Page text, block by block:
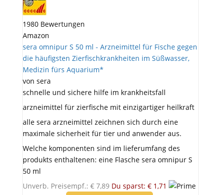
1980 Bewertungen
Amazon
sera omnipur S 50 ml - Arzneimittel für Fische gegen
die häufigsten Zierfischkrankheiten im Süßwasser,
Medizin fürs Aquarium*
von sera
schnelle und sichere hilfe im krankheitsfall
arzneimittel für zierfische mit einzigartiger heilkraft
alle sera arzneimittel zeichnen sich durch eine
maximale sicherheit für tier und anwender aus.
Welche komponenten sind im lieferumfang des
produkts enthaltenen: eine Flasche sera omnipur S
50 ml
Unverb. Preisempf.: € 7,89 Du sparst: € 1,71